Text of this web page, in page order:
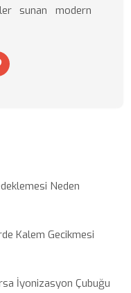
sunan modern
Neden
Kalem Gecikmesi
İyonizasyon Çubuğu